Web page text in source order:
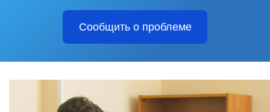
Сообщить о проблеме